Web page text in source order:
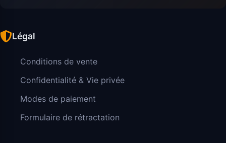
Légal
Conditions de vente
Confidentialité & Vie privée
Modes de paiement
Formulaire de rétractation